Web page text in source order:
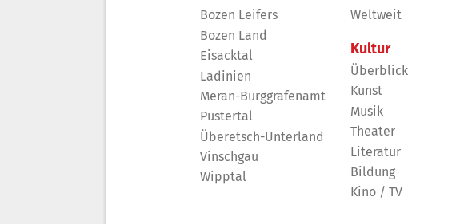
Bozen Leifers
Bozen Land
Eisacktal
Ladinien
Meran-Burggrafenamt
Pustertal
Überetsch-Unterland
Vinschgau
Wipptal
Weltweit
Kultur
Überblick
Kunst
Musik
Theater
Literatur
Bildung
Kino / TV